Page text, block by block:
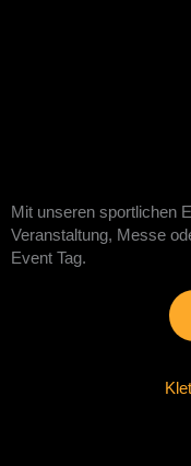
Mit unseren sportlichen
Veranstaltung, Messe
Event Tag.